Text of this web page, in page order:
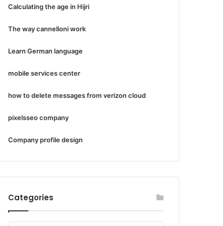
Calculating the age in Hijri
The way cannelloni work
Learn German language
mobile services center
how to delete messages from verizon cloud
pixelsseo company
Company profile design
Categories